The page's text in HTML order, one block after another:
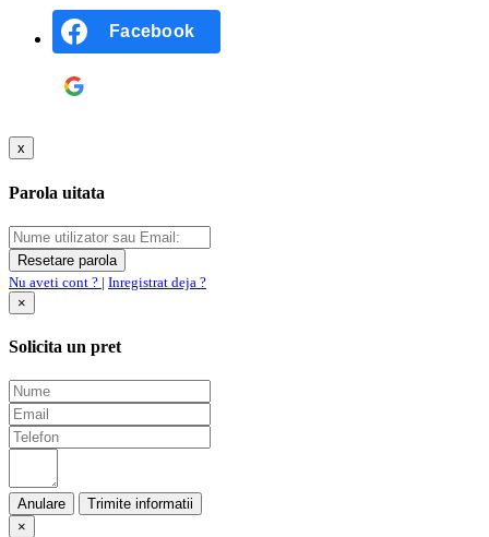
Facebook
x
Parola uitata
Nu aveti cont ? | Inregistrat deja ?
×
Solicita un pret
Anulare
×